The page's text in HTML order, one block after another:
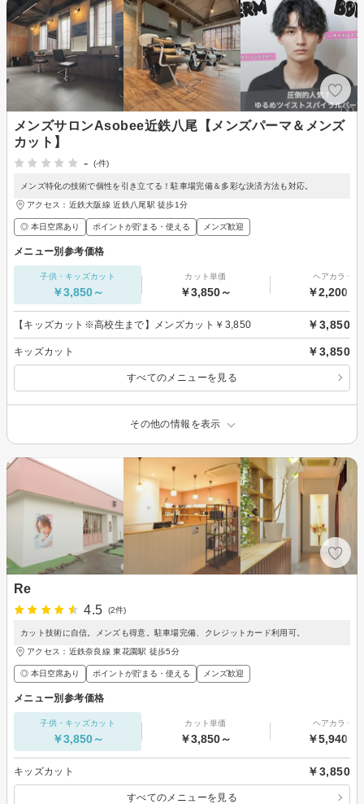
メンズサロンAsobee近鉄八尾【メンズパーマ＆メンズ
カット】
-
(-件)
メンズ特化の技術で個性を引き立てる！駐車場完備＆多彩な決済方法も対応。
アクセス：近鉄大阪線 近鉄八尾駅 徒歩1分
◎ 本日空席あり ポイントが貯まる・使える メンズ歓迎
メニュー別参考価格
子供・キッズカット
￥3,850～
カット単価
￥3,850～
ヘアカラー
￥2,200～
【キッズカット※高校生まで】メンズカット￥3,850 ￥3,850
キッズカット ￥3,850
すべてのメニューを見る
その他の情報を表示
Re
4.5
(2件)
カット技術に自信。メンズも得意。駐車場完備、クレジットカード利用可。
アクセス：近鉄奈良線 東花園駅 徒歩5分
◎ 本日空席あり ポイントが貯まる・使える メンズ歓迎
メニュー別参考価格
子供・キッズカット
￥3,850～
カット単価
￥3,850～
ヘアカラー
￥5,940～
キッズカット ￥3,850
すべてのメニューを見る